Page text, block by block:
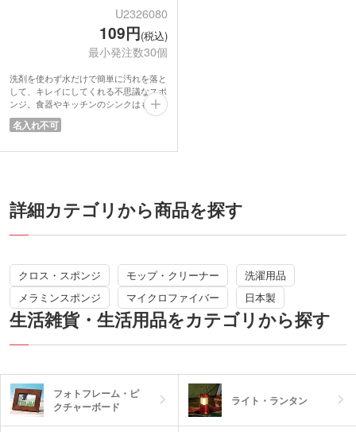
U2326080
109円(税込)
最小発注数30個
洗剤を使わず水だけで簡単に汚れを落と
して、キレイにしてくれる不思議なスポ
ンジ。食器やキッチンのシンクはもちろ
ん、洗面台などの水回りのお掃除に活躍
します。6種類のドーナツがアソートさ
りやすい低価格かつ実用品、見た目もか
名入れ不可
詳細カテゴリから商品を探す
クロス・スポンジ モップ・クリーナー
洗濯用品
メラミンスポンジ
マイクロファイバー 日本製
生活雑貨・生活用品をカテゴリから探す
フォトフレーム・ピ
クチャーボード
ライト・ランタン